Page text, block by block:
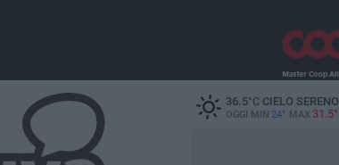
36.5°CCIELO SERENO
OGGI MIN 24° MAX 31.5°